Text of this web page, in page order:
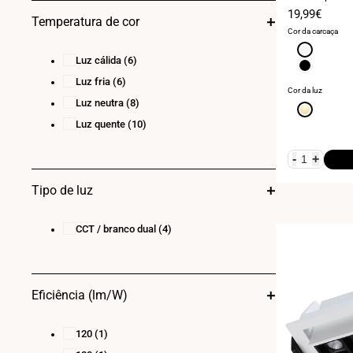
Preço
de
venda
19,99€
Cor da carcaça
Branco
Preto
Cor da luz
Branco
- +
60 (1)
Temperatura de cor
Luz cálida (6)
Luz fria (6)
Luz neutra (8)
Luz quente (10)
Tipo de luz
CCT / branco dual (4)
Eficiência (lm/W)
120 (1)